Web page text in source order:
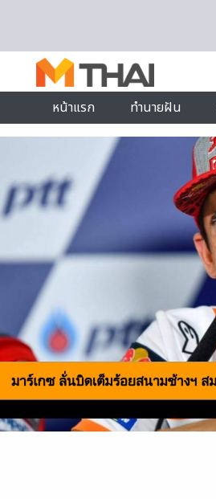
หน้าแรก
ทำนายฝัน